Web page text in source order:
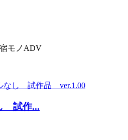
モノADV
試作...